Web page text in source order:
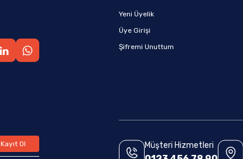
Yeni Üyelik
Üye Girişi
Şifremi Unuttum
Kayıt Ol Müşteri Hizmetleri